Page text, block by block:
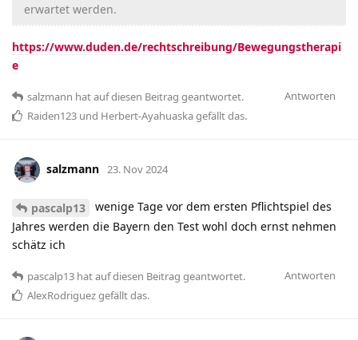
erwartet werden.
https://www.duden.de/rechtschreibung/Bewegungstherapi
e
Antworten
salzmann hatauf diesen Beitrag geantwortet.
Raiden123 und Herbert-Ayahuaskagefällt das.
salzmann 23. Nov 2024
pascalp13
wenige Tage vor dem ersten Pflichtspiel des
Jahres werden die Bayern den Test wohl doch ernst nehmen
schätz ich
Antworten
pascalp13 hatauf diesen Beitrag geantwortet.
AlexRodriguezgefällt das.